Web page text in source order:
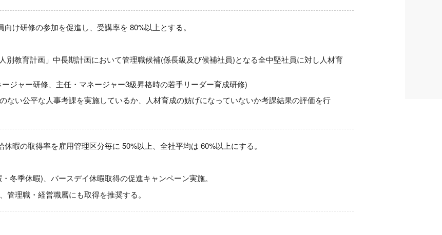
け研修の参加を促進し、受講率を 80%以上とする。
別教育計画」中長期計画において管理職候補(係長級及び候補社員)となる全中堅社員に対し人材育
ジャー研修、主任・マネージャー3級昇格時の若手リーダー育成研修)
ない公平な人事考課を実施しているか、人材育成の妨げになっていないか考課結果の評価を行
暇の取得率を雇用管理区分毎に 50%以上、全社平均は 60%以上にする。
冬季休暇)、バースデイ休暇取得の促進キャンペーン実施。
管理職・経営職層にも取得を推奨する。